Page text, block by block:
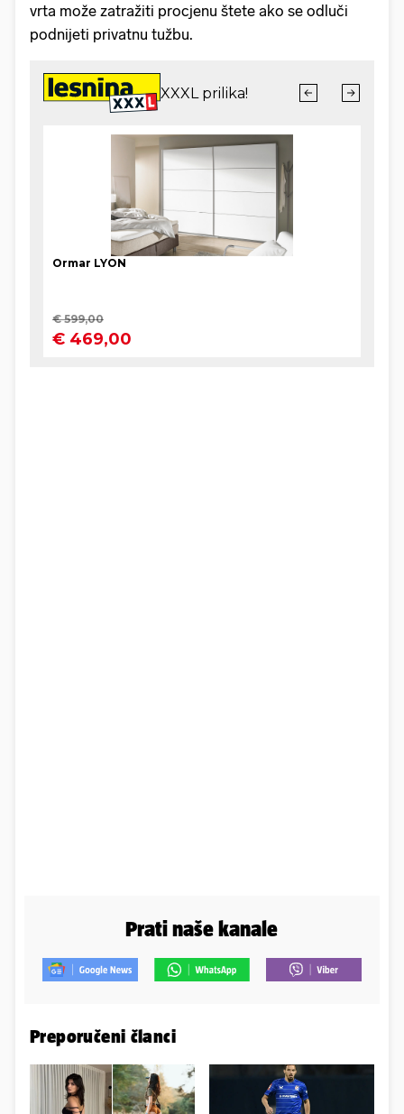
vrta može zatražiti procjenu štete ako se odluči
podnijeti privatnu tužbu.
Prati naše kanale
Preporučeni članci